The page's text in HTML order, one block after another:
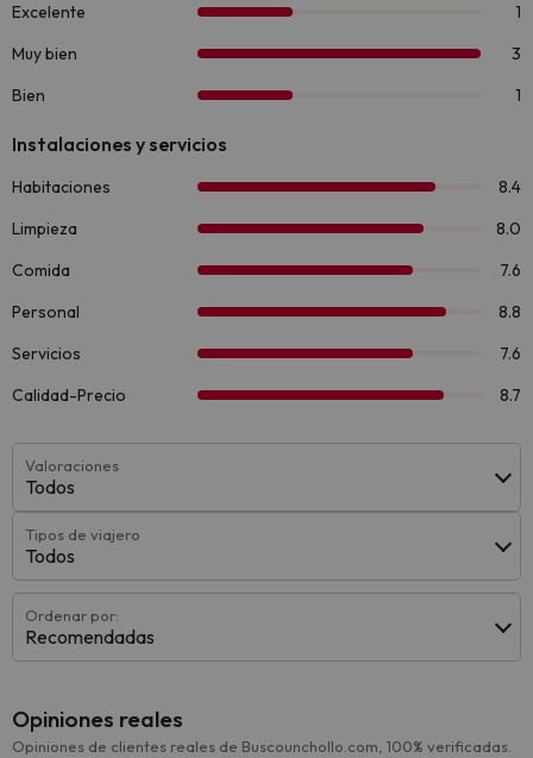
Valoraciones
Todos
Tipos de viajero
Todos
Ordenar por:
Recomendadas
Opiniones reales
Opiniones de clientes reales de Buscounchollo.com, 100% verificadas.